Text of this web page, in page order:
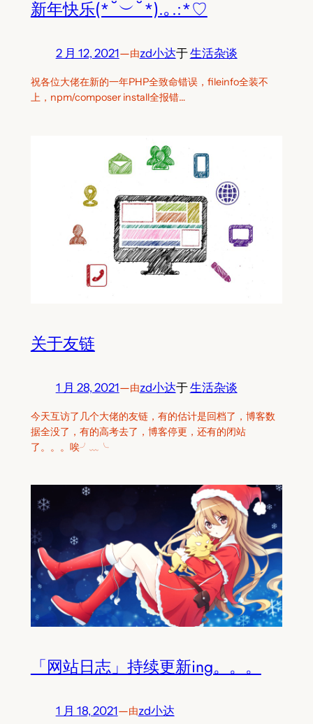
新年快乐(*˘︶˘*).｡.:*♡
2 月 12, 2021—由zd小达于生活杂谈
祝各位大佬在新的一年PHP全致命错误，fileinfo全装不
上，npm/composer install全报错…
关于友链
1 月 28, 2021—由zd小达于生活杂谈
今天互访了几个大佬的友链，有的估计是回档了，博客数
据全没了，有的高考去了，博客停更，还有的闭站
了。。。唉╯﹏╰
「网站日志」持续更新ing。。。
1 月 18, 2021—由zd小达